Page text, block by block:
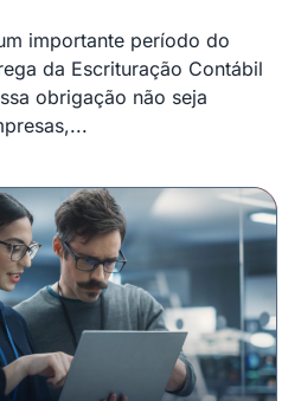
importante período do
da Escrituração Contábil
obrigação não seja